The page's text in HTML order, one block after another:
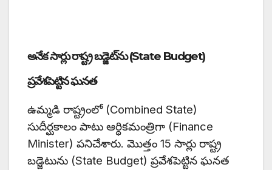
అనేక సార్లు రాష్ట్ర బడ్జెట్‌ను (State Budget)
ప్రవేశపెట్టిన ఘనత
ఉమ్మడి రాష్ట్రంలో (Combined State)
సుదీర్ఘకాలం పాటు ఆర్థికమంత్రిగా (Finance
Minister) పనిచేశారు. మొత్తం 15 సార్లు రాష్ట్ర
బడ్జెటును (State Budget) ప్రవేశపెట్టిన ఘనత